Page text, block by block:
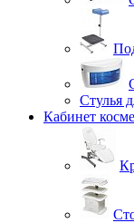
Стулья
Кабинет